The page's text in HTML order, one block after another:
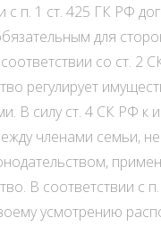
с п. 1 ст. 425 ГК РФ
для
со ст. 2
регулирует
В силу ст. 4 СК РФ к
членами семьи,
В соответствии с
усмотрению